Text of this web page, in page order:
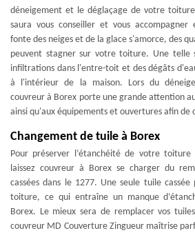
déneigement et le déglaçage de votre
saura vous conseiller et vous accompagner
fonte des neiges et de la glace s'amorce, des
peuvent stagner sur votre toiture. Une telle
infiltrations dans l'entre-toit et des dégâts
à l'intérieur de la maison. Lors du
couvreur à Borex porte une grande attention
ainsi qu'aux équipements et ouvertures afin de
Changement de tuile à Borex
Pour préserver l’étanchéité de votre
laissez couvreur à Borex se charger du
cassées dans le 1277. Une seule tuile
toiture, ce qui entraîne un manque
Borex. Le mieux sera de remplacer vos
couvreur MD Couverture Zingueur maîtrise